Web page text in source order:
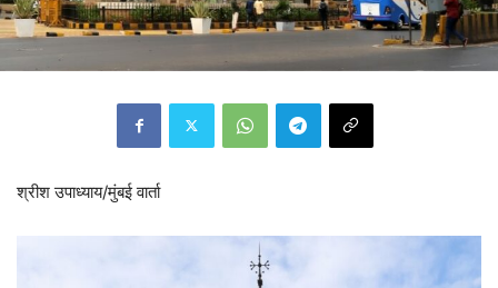
श्रीश उपाध्याय/मुंबई वार्ता